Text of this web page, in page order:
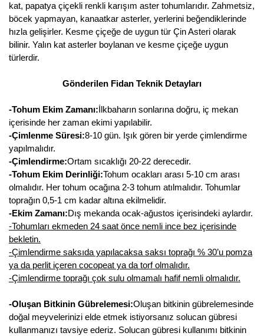
kat, papatya çiçekli renkli karışım aster tohumlarıdır. Zahmetsiz,
böcek yapmayan, kanaatkar asterler, yerlerini beğendiklerinde
hızla gelişirler. Kesme çiçeğe de uygun tür Çin Asteri olarak
bilinir. Yalın kat asterler boylanan ve kesme çiçeğe uygun
türlerdir.
Gönderilen Fidan Teknik Detayları
-Tohum Ekim Zamanı:İlkbaharın sonlarına doğru, iç mekan
içerisinde her zaman ekimi yapılabilir.
-Çimlenme Süresi:8-10 gün. Işık gören bir yerde çimlendirme
yapılmalıdır.
-Çimlendirme:Ortam sıcaklığı 20-22 derecedir.
-Tohum Ekim Derinliği:Tohum ocakları arası 5-10 cm arası
olmalıdır. Her tohum ocağına 2-3 tohum atılmalıdır. Tohumlar
toprağın 0,5-1 cm kadar altına ekilmelidir.
-Ekim Zamanı:Dış mekanda ocak-ağustos içerisindeki aylardır.
-Tohumları ekmeden 24 saat önce nemli ince bez içerisinde
bekletin.
-Çimlendirme saksıda yapılacaksa saksı toprağı % 30’u pomza
ya da perlit içeren cocopeat ya da torf olmalıdır.
-Çimlendirme toprağı çok sulu olmamalı hafif nemli olmalıdır.
-Oluşan Bitkinin Gübrelemesi:Oluşan bitkinin gübrelemesinde
doğal meyvelerinizi elde etmek istiyorsanız solucan gübresi
kullanmanızı tavsiye ederiz. Solucan gübresi kullanımı bitkinin